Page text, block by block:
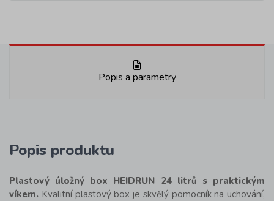
Popis a parametry
Popis produktu
Plastový úložný box HEIDRUN 24 litrů s praktickým
víkem. Kvalitní plastový box je skvělý pomocník na uchování,